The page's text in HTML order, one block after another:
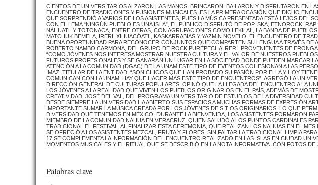
CIENTOS DE UNIVERSITARIOS ALZARON LAS MANOS, BRINCARON, BAILARON Y DISFRUTARON EN
ENCUENTRO DE TRADICIONES Y FUSIONES MUSICALES. ES LA PRIMERA OCASIÓN QUE DICHO
QUE SORPRENDIÓ A VARIOS DE LOS ASISTENTES, PUES LA MÚSICA PRESENTADA ESTÁ LEJOS DEL
CON EL LEMA “NINGÚN PUEBLO ES UNA ISLA”, EL PÚBLICO DISFRUTÓ DE POP, SKA, ETNOROCK,
NÁHUATL Y TOTONACA, ENTRE OTRAS, CON AGRUPACIONES COMO LEKILAL, LA BANDA DE
MATCHUK BEMELA, IRERI, XIHUACÓATL, KASKARRABIAS Y YAZMÍN NOVELO. EL ENCUENTRO DE
BUENA OPORTUNIDAD PARA RECONOCER CONJUNTOS QUE COMPARTEN SU LENGUA A TRAVÉS
ROBERTO NAMBO CARMONA, DEL GRUPO DE ROCK PURÉPECHA IRERI. PROVENIENTES DE
“COMO JÓVENES NOS INTERESA MOSTRAR NUESTRA CULTURA Y EL VALOR DE NUESTROS
FUTUROS PROFESIONALES Y SE GANARÁN UN LUGAR EN LA SOCIEDAD DONDE PUEDEN MARCAR
ATENCIÓN A LA COMUNIDAD (DGAC) DE LA UNAM ESTE TIPO DE EVENTOS COHESIONAN A LAS
ÍMAZ, TITULAR DE LA ENTIDAD. “SON CHICOS QUE HAN PROBADO SU PASIÓN POR ELLA Y HOY
COMUNICAN CON LA UNAM. HAY QUE HACER MÁS ESTE TIPO DE ENCUENTROS”, AGREGÓ LA
DIRECCIÓN GENERAL DE CULTURAS POPULARES, OPINÓ QUE LA LLEGADA DEL ENCUENTRO A LA
LOS JÓVENES A LA REALIDAD QUE VIVEN LOS PUEBLOS ORIGINARIOS EN EL PAÍS, ADEMÁS DE
CREATIVIDAD. JOSÉ DEL VAL, DEL PROGRAMA UNIVERSITARIO DE ESTUDIOS DE LA DIVERSIDAD
DESDE SIEMPRE LA UNIVERSIDAD HA ABIERTO SUS ESPACIOS A MUCHAS FORMAS DE EXPRESIÓN
IMPORTANTE SUMAR LA MÚSICA CREADA POR LOS JÓVENES DE SITIOS ORIGINARIOS, LO QUE
DIVERSIDAD QUE TENEMOS EN MÉXICO. DURANTE LA BIENVENIDA, LOS ASISTENTES FORMARON
MIEMBRO DE LA COMUNIDAD NAHUA EN VERACRUZ, QUIEN SALUDÓ A LOS PUNTOS CARDINALES
TRADICIONAL EL FESTIVAL. AL FINALIZAR ESTA CEREMONIA, QUE REALIZAN LOS NAHUAS EN EL
SE OFRECIÓ A LOS ASISTENTES MEZCAL, FRUTA Y FLORES, SIN FALTAR LA TRADICIONAL LIMPIA
17 SE COMPLEMENTA LA INFORMACIÓN DEL ENCUENTRO REALIZADO EN LAS ISLAS EN CIUDAD
MOMENTOS MUSICALES Y EL RITUAL QUE SE DESCRIBIÓ EN LA NOTA INFORMATIVA. CON FOTOS
Palabras clave